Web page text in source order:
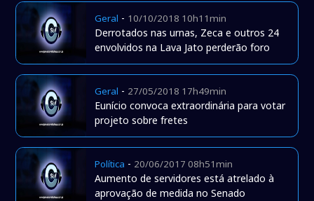
Geral - 10/10/2018 10h11min
Derrotados nas urnas, Zeca e outros 24
envolvidos na Lava Jato perderão foro
Geral - 27/05/2018 17h49min
Eunício convoca extraordinária para votar
projeto sobre fretes
Política - 20/06/2017 08h51min
Aumento de servidores está atrelado à
aprovação de medida no Senado